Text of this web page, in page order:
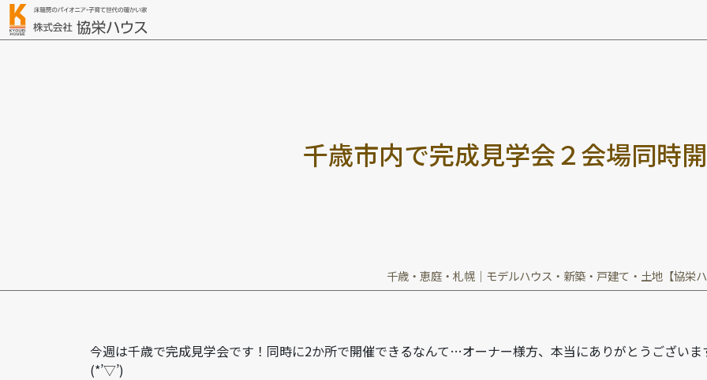
千歳市内で完成見学会２会場同時開
千歳・恵庭・札幌｜モデルハウス・新築・戸建て・土地【協栄
今週は千歳で完成見学会です！同時に2か所で開催できるなんて…オーナー様方、本当にありがとうございま
(*’▽’)